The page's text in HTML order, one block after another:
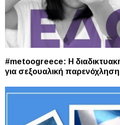
#metoogreece: Η
για σεξουαλική παρενόχληση